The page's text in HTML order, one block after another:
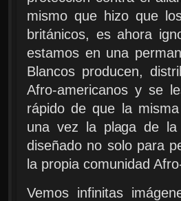
mismo que hizo que
británicos, es ahora
estamos en una
Blancos producen,
Afro-americanos y se
rápido de que la
una vez la plaga de la
diseñado no solo para
la propia comunidad
Vemos infinitas